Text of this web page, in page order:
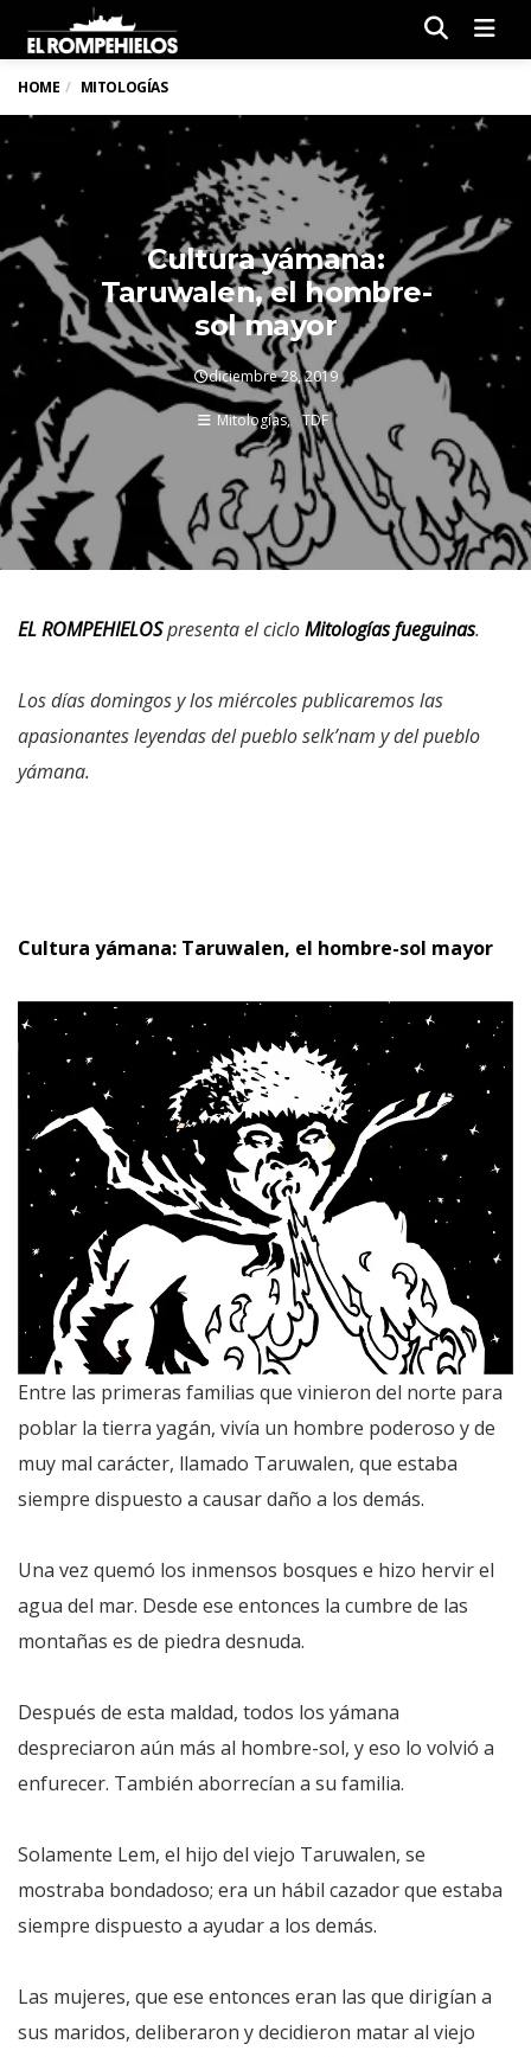
HOME MITOLOGÍAS
Cultura yámana:
Taruwalen, el hombre-
sol mayor
diciembre 28, 2019
Mitologías TDF
EL ROMPEHIELOSpresenta el cicloMitologías fueguinas.
Los días domingos y los miércoles publicaremos las
apasionantes leyendas del pueblo selk’nam y del pueblo
yámana.
Cultura yámana: Taruwalen, el hombre-sol mayor
Entre las primeras familias que vinieron del norte para
poblar la tierra yagán, vivía un hombre poderoso y de
muy mal carácter, llamado Taruwalen, que estaba
siempre dispuesto a causar daño a los demás.
Una vez quemó los inmensos bosques e hizo hervir el
agua del mar. Desde ese entonces la cumbre de las
montañas es de piedra desnuda.
Después de esta maldad, todos los yámana
despreciaron aún más al hombre-sol, y eso lo volvió a
enfurecer. También aborrecían a su familia.
Solamente Lem, el hijo del viejo Taruwalen, se
mostraba bondadoso; era un hábil cazador que estaba
siempre dispuesto a ayudar a los demás.
Las mujeres, que ese entonces eran las que dirigían a
sus maridos, deliberaron y decidieron matar al viejo